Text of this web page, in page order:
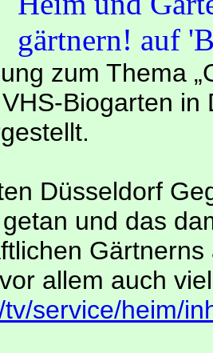
zum Thema
Biogarten
Düsseldorf
und das
allem auch
service/heim/